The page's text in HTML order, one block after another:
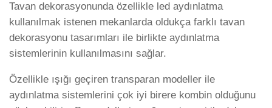
Tavan dekorasyonunda özellikle led aydınlatma
kullanılmak istenen mekanlarda oldukça farklı tavan
dekorasyonu tasarımları ile birlikte aydınlatma
sistemlerinin kullanılmasını sağlar.
Özellikle ışığı geçiren transparan modeller ile
aydınlatma sistemlerini çok iyi birere kombin olduğunu